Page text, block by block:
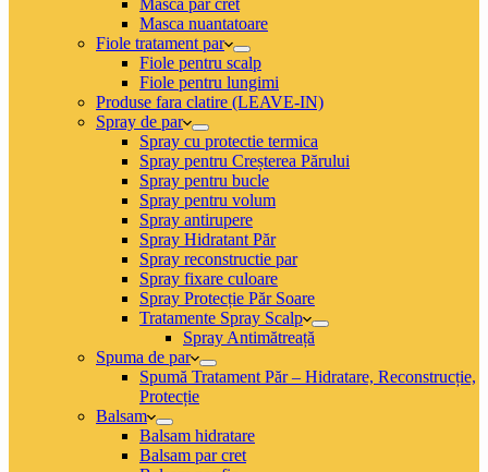
Masca par cret
Masca nuantatoare
Fiole tratament par
Fiole pentru scalp
Fiole pentru lungimi
Produse fara clatire (LEAVE-IN)
Spray de par
Spray cu protectie termica
Spray pentru Creșterea Părului
Spray pentru bucle
Spray pentru volum
Spray antirupere
Spray Hidratant Păr
Spray reconstructie par
Spray fixare culoare
Spray Protecție Păr Soare
Tratamente Spray Scalp
Spray Antimătreață
Spuma de par
Spumă Tratament Păr – Hidratare, Reconstrucție,
Protecție
Balsam
Balsam hidratare
Balsam par cret